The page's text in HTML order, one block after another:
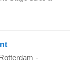
Rotterdam -